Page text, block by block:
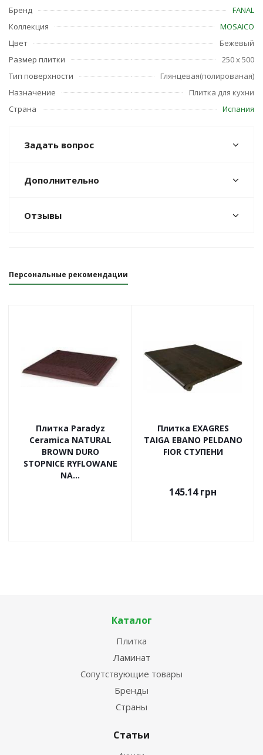
Бренд
FANAL
Коллекция
MOSAICO
Цвет
Бежевый
Размер плитки
250 x 500
Тип поверхности
Глянцевая(полированая)
Назначение
Плитка для кухни
Страна
Испания
Задать вопрос
Дополнительно
Отзывы
Персональные рекомендации
Плитка Paradyz
Ceramica NATURAL
BROWN DURO
STOPNICE RYFLOWANE
NA...
Плитка EXAGRES
TAIGA EBANO PELDANO
FIOR СТУПЕНИ
145.14грн
Каталог
Плитка
Ламинат
Сопутствующие товары
Бренды
Страны
Статьи